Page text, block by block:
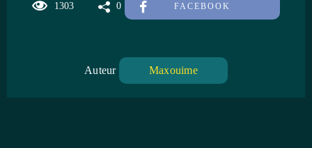
1303 0 FACEBOOK
Auteur Maxouime